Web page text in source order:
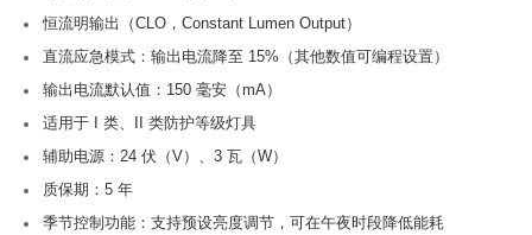
恒流明输出（CLO，Constant Lumen Output）
直流应急模式：输出电流降至 15%（其他数值可编程设置）
输出电流默认值：150 毫安（mA）
适用于 I 类、II 类防护等级灯具
辅助电源：24 伏（V）、3 瓦（W）
质保期：5 年
季节控制功能：支持预设亮度调节，可在午夜时段降低能耗